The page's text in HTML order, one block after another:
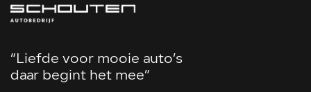
“Liefde voor mooie auto’s
daar begint het mee”